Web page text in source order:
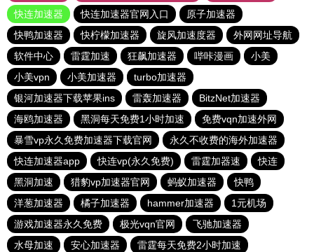
快连加速器
快连加速器官网入口
原子加速器
快鸭加速器
快柠檬加速器 旋风加速度器
外网网址导航
软件中心
雷霆加速 狂飙加速器 哔咔漫画
小美
小美vpn
小美加速器
turbo加速器
银河加速器下载苹果ins
雷轰加速器
BitzNet加速器
海鸥加速器
黑洞每天免费1小时加速
免费vqn加速外网
暴雪vp永久免费加速器下载官网
永久不收费的海外加速器
快连加速器app
快连vp(永久免费) 雷霆加器速
快连
黑洞加速
猎豹vp加速器官网 蚂蚁加速器
快鸭
洋葱加速器
橘子加速器 hammer加速器
1元机场
游戏加速器永久免费
极光vqn官网
飞驰加速器
水母加速
安心加速器 雷霆每天免费2小时加速